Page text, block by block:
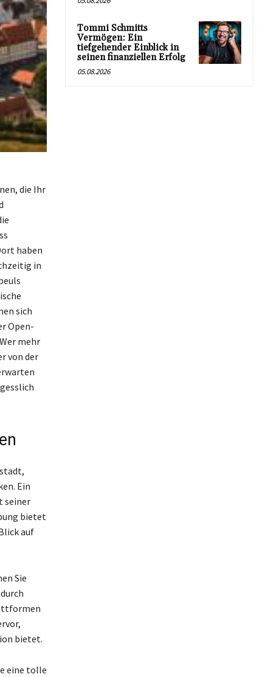
die Ihr
haben
in
sich
Open-
mehr
von der
Ein
seiner
bietet
auf
Sie
bietet.
eine tolle
Tommi Schmitts
Vermögen: Ein
tiefgehender Einblick in
seinen finanziellen Erfolg
05.08.2026